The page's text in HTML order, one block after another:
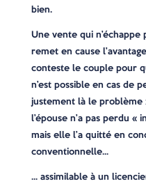
bien.
Une vente qui n’échappe
remet en cause
conteste le couple pour
n’est possible en cas de
justement là le problème
l’épouse n’a pas perdu
mais elle l’a quitté en
conventionnelle…
… assimilable à un